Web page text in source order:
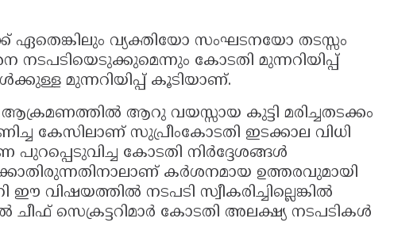
ഏതെങ്കിലും വ്യക്തിയോ സംഘടനയോ തടസ്സം
കോടതി മുന്നറിയിപ്പ്
മുന്നറിയിപ്പ് കൂടിയാണ്.
ആറു വയസ്സായ കുട്ടി മരിച്ചതടക്കം
കേസിലാണ് സുപ്രീംകോടതി ഇടക്കാല വിധി
കോടതി നിർദ്ദേശങ്ങൾ
കർശനമായ ഉത്തരവുമായി
വിഷയത്തിൽ നടപടി സ്വീകരിച്ചില്ലെങ്കിൽ
സെക്രട്ടറിമാർ കോടതി അലക്ഷ്യ നടപടികൾ